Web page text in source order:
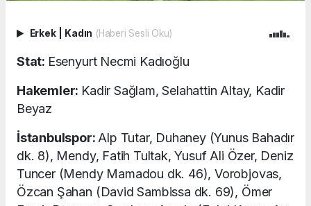
Erkek Kadın (Haberi Sesli Oku)
Stat: Esenyurt Necmi Kadıoğlu
Hakemler: Kadir Sağlam, Selahattin Altay, Kadir
Beyaz
İstanbulspor: Alp Tutar, Duhaney (Yunus Bahadır
dk. 8), Mendy, Fatih Tultak, Yusuf Ali Özer, Deniz
Tuncer (Mendy Mamadou dk. 46), Vorobjovas,
Özcan Şahan (David Sambissa dk. 69), Ömer